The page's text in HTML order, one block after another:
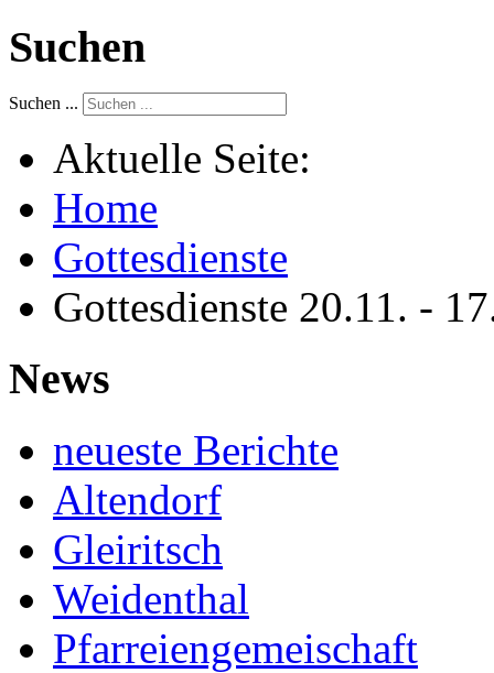
Suchen
Suchen ...
Aktuelle Seite:
Home
Gottesdienste
Gottesdienste 20.11. -
News
neueste Berichte
Altendorf
Gleiritsch
Weidenthal
Pfarreiengemeischaft